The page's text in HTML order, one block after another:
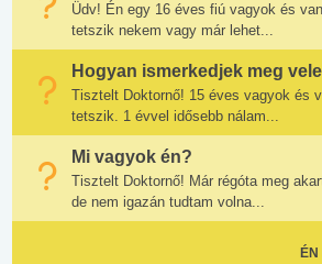
Üdv! Én egy 16 éves fiú vagyok és
tetszik nekem vagy már lehet...
Hogyan ismerkedjek meg
Tisztelt Doktornő! 15 éves vagyok és
tetszik. 1 évvel idősebb nálam...
Mi vagyok én?
Tisztelt Doktornő! Már régóta meg
de nem igazán tudtam volna...